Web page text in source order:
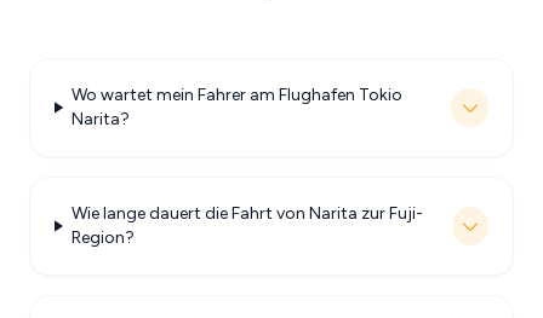
Wo wartet mein Fahrer am Flughafen Tokio
Narita?
Wie lange dauert die Fahrt von Narita zur Fuji-
Region?